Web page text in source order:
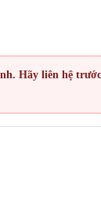
. Hãy liên hệ